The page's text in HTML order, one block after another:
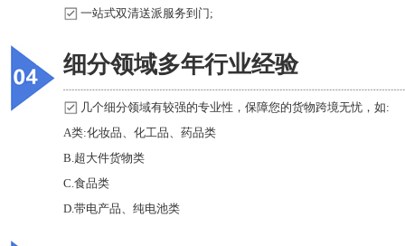
一站式双清送派服务到门;
细分领域多年行业经验
几个细分领域有较强的专业性，保障您的货物跨境无忧，如:
A类:化妆品、化工品、药品类
B.超大件货物类
C.食品类
D.带电产品、纯电池类